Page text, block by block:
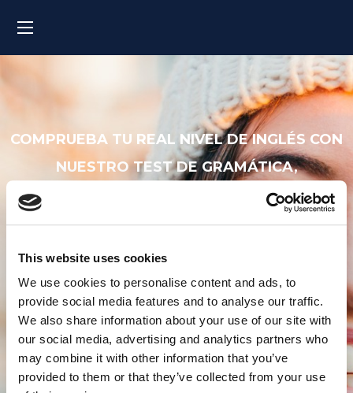
This website uses cookies
We use cookies to personalise content and ads, to
provide social media features and to analyse our traffic.
We also share information about your use of our site with
our social media, advertising and analytics partners who
may combine it with other information that you’ve
provided to them or that they’ve collected from your use
COMPRUEBA TU REAL NIVEL DE INGLÉS CON
NUESTRO TEST DE GRAMÁTICA,
COMPRENSIÓN Y VOCABULARIO.